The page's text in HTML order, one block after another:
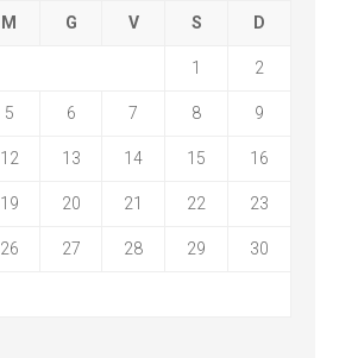
M G V S D
1 2
5 6 7 8 9
12 13 14 15 16
19 20 21 22 23
26 27 28 29 30